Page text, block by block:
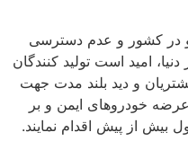
در کشور و عدم دسترسی
امید است تولید کنندگان
و دید بلند مدت جهت
خودروهای ایمن و بر
بیش از پیش اقدام نمایند.